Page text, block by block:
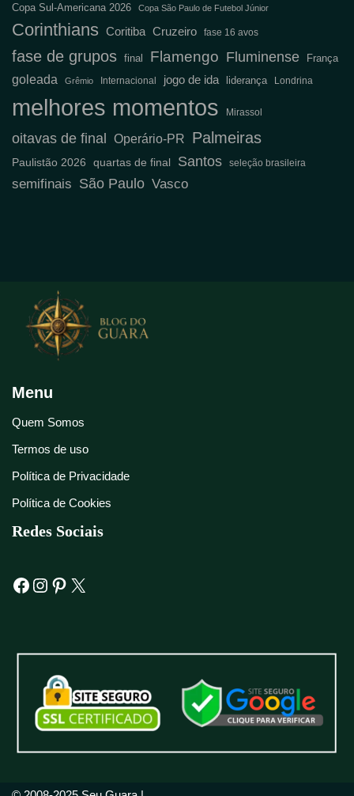
Copa Sul-Americana 2026 Copa São Paulo de Futebol Júnior
Corinthians Coritiba Cruzeiro fase 16 avos
fase de grupos final Flamengo Fluminense França
goleada Grêmio Internacional jogo de ida liderança Londrina
melhores momentos Mirassol
oitavas de final Operário-PR Palmeiras
Paulistão 2026 quartas de final Santos seleção brasileira
semifinais São Paulo Vasco
Menu
Quem Somos
Termos de uso
Política de Privacidade
Política de Cookies
Redes Sociais